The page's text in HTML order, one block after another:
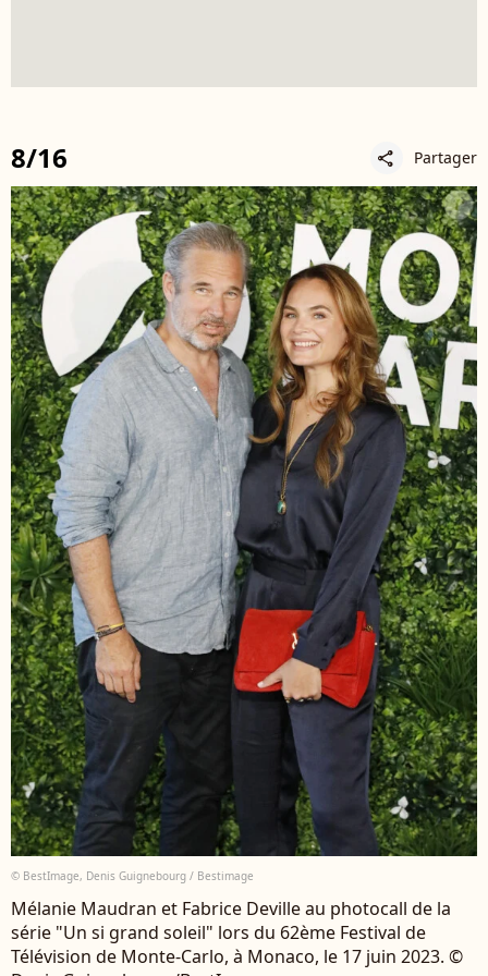
8/16 share Partager
© BestImage, Denis Guignebourg / Bestimage
Mélanie Maudran et Fabrice Deville au photocall de la
série "Un si grand soleil" lors du 62ème Festival de
Télévision de Monte-Carlo, à Monaco, le 17 juin 2023. ©